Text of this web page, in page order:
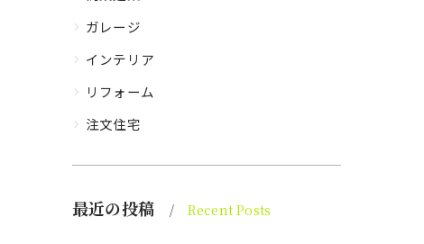
ガレージ
インテリア
リフォーム
注文住宅
最近の投稿 Recent Posts